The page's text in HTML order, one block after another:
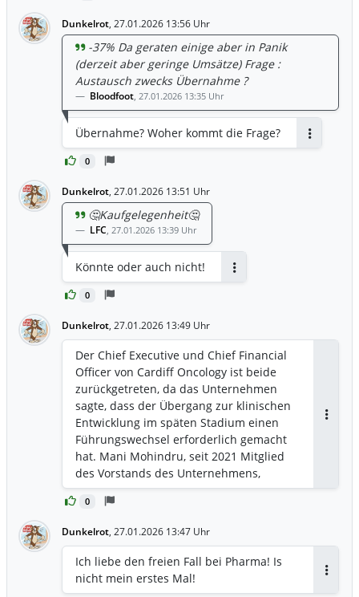
Dunkelrot, 27.01.2026 13:56 Uhr
0
-37% Da geraten einige aber in Panik
(derzeit aber geringe Umsätze) Frage :
Austausch zwecks Übernahme ?
Bloodfoot, 27.01.2026 13:35 Uhr
Übernahme? Woher kommt die Frage?
Dunkelrot, 27.01.2026 13:51 Uhr
0
🤔Kaufgelegenheit🤔
LFC, 27.01.2026 13:39 Uhr
Könnte oder auch nicht!
Dunkelrot, 27.01.2026 13:49 Uhr
0
Der Chief Executive und Chief Financial
Officer von Cardiff Oncology ist beide
zurückgetreten, da das Unternehmen
sagte, dass der Übergang zur klinischen
Entwicklung im späten Stadium einen
Führungswechsel erforderlich gemacht
hat. Mani Mohindru, seit 2021 Mitglied
des Vorstands des Unternehmens,
wurde zum Interims-CEO ernannt und
folgte Mark Erlander, der zusammen mit
Mohindru ist der Gründer von Roshon
Therapeutics und war zuvor CEO von
Novasenta und CereXis. Erlander war
seit Mai 2020 CEO und war zuvor Chief
Dunkelrot, 27.01.2026 13:47 Uhr
Ich liebe den freien Fall bei Pharma! Is
nicht mein erstes Mal!